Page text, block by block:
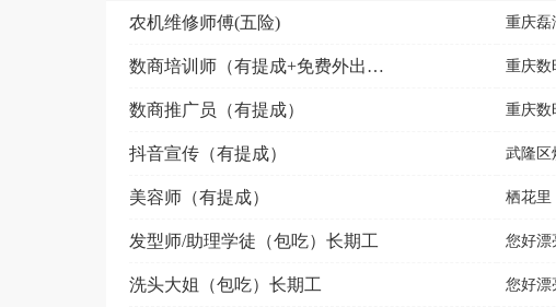
农机维修师傅(五险) 重庆磊
数商培训师（有提成+免费外出培训） 重庆数
数商推广员（有提成） 重庆数
抖音宣传（有提成） 武隆区
美容师（有提成） 栖花里
发型师/助理学徒（包吃）长期工 您好漂
洗头大姐（包吃）长期工 您好漂